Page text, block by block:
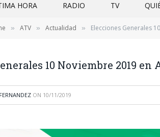
HORA RADIO TV
» ATV » Actualidad » Elecciones Generales
10 Noviembre 2019
ON 10/11/2019